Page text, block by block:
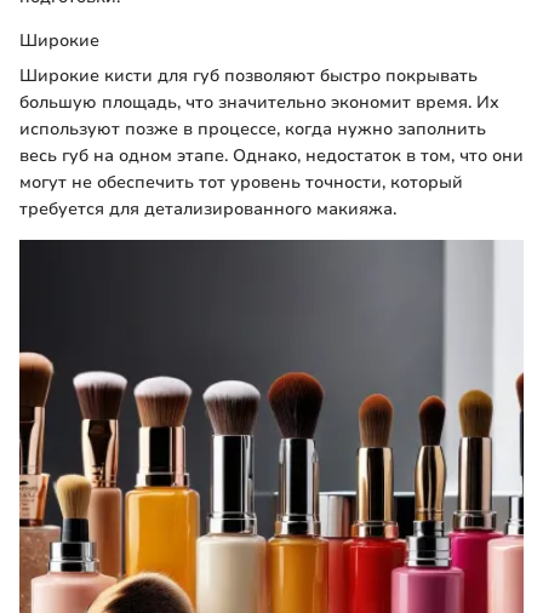
Широкие
Широкие кисти для губ позволяют быстро покрывать
большую площадь, что значительно экономит время. Их
используют позже в процессе, когда нужно заполнить
весь губ на одном этапе. Однако, недостаток в том, что они
могут не обеспечить тот уровень точности, который
требуется для детализированного макияжа.